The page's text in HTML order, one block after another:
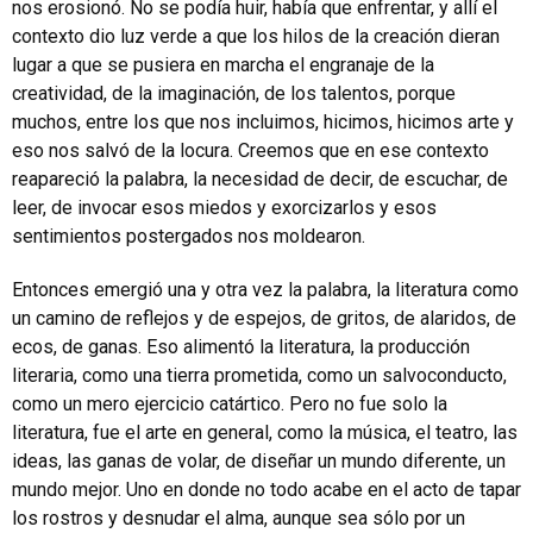
nos erosionó. No se podía huir, había que enfrentar, y allí el
contexto dio luz verde a que los hilos de la creación dieran
lugar a que se pusiera en marcha el engranaje de la
creatividad, de la imaginación, de los talentos, porque
muchos, entre los que nos incluimos, hicimos, hicimos arte y
eso nos salvó de la locura. Creemos que en ese contexto
reapareció la palabra, la necesidad de decir, de escuchar, de
leer, de invocar esos miedos y exorcizarlos y esos
sentimientos postergados nos moldearon.
Entonces emergió una y otra vez la palabra, la literatura como
un camino de reflejos y de espejos, de gritos, de alaridos, de
ecos, de ganas. Eso alimentó la literatura, la producción
literaria, como una tierra prometida, como un salvoconducto,
como un mero ejercicio catártico. Pero no fue solo la
literatura, fue el arte en general, como la música, el teatro, las
ideas, las ganas de volar, de diseñar un mundo diferente, un
mundo mejor. Uno en donde no todo acabe en el acto de tapar
los rostros y desnudar el alma, aunque sea sólo por un